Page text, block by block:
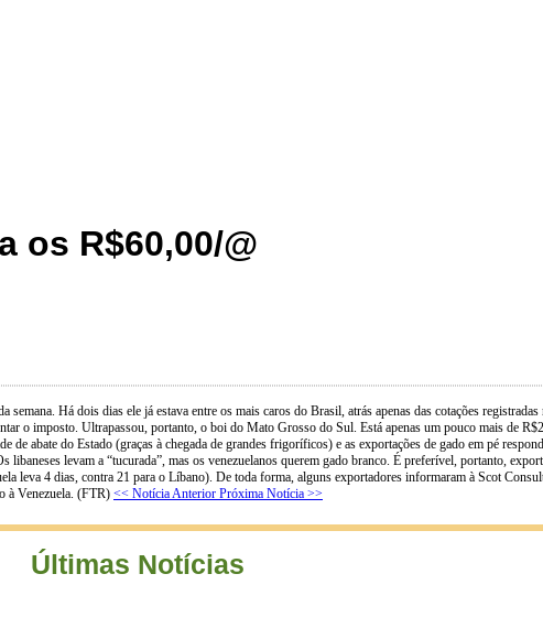
os R$60,00/@
semana. Há dois dias ele já estava entre os mais caros do Brasil, atrás apenas das cotações
o imposto. Ultrapassou, portanto, o boi do Mato Grosso do Sul. Está apenas um pouco mais de
de abate do Estado (graças à chegada de grandes frigoríficos) e as exportações de gado em pé
levam a “tucurada”, mas os venezuelanos querem gado branco. É preferível, portanto,
leva 4 dias, contra 21 para o Líbano). De toda forma, alguns exportadores informaram à Scot
à Venezuela. (FTR) << Notícia Anterior Próxima Notícia >>
Últimas Notícias